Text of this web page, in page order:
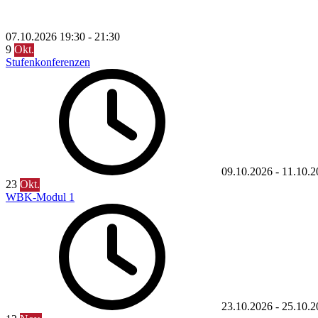
07.10.2026 19:30 - 21:30
9 Okt.
Stufenkonferenzen
09.10.2026 -
23 Okt.
WBK-Modul 1
23.10.2026 -